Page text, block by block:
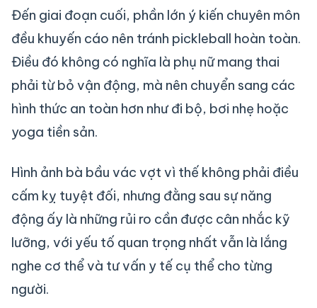
Đến giai đoạn cuối, phần lớn ý kiến chuyên môn
đều khuyến cáo nên tránh pickleball hoàn toàn.
Điều đó không có nghĩa là phụ nữ mang thai
phải từ bỏ vận động, mà nên chuyển sang các
hình thức an toàn hơn như đi bộ, bơi nhẹ hoặc
yoga tiền sản.
Hình ảnh bà bầu vác vợt vì thế không phải điều
cấm kỵ tuyệt đối, nhưng đằng sau sự năng
động ấy là những rủi ro cần được cân nhắc kỹ
lưỡng, với yếu tố quan trọng nhất vẫn là lắng
nghe cơ thể và tư vấn y tế cụ thể cho từng
người.